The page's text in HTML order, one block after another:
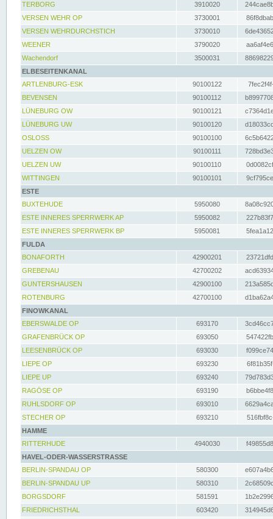
TERBORG
3910020
VERSEN WEHR OP
3730001
VERSEN WEHRDURCHSTICH
3730010
WEENER
3790020
Wachendorf
3500031
ELBESEITENKANAL
ARTLENBURG-ESK
90100122
BEVENSEN
90100112
LÜNEBURG OW
90100121
LÜNEBURG UW
90100120
OSLOSS
90100100
UELZEN OW
90100111
UELZEN UW
90100110
WITTINGEN
90100101
ESTE
BUXTEHUDE
5950080
ESTE INNERES SPERRWERK AP
5950082
ESTE INNERES SPERRWERK BP
5950081
FULDA
BONAFORTH
42900201
GREBENAU
42700202
GUNTERSHAUSEN
42900100
ROTENBURG
42700100
FINOWKANAL
EBERSWALDE OP
693170
GRAFENBRÜCK OP
693050
LEESENBRÜCK OP
693030
LIEPE OP
693230
LIEPE UP
693240
RAGÖSE OP
693190
RUHLSDORF OP
693010
STECHER OP
693210
HAMME
RITTERHUDE
4940030
HAVEL-ODER-WASSERSTRASSE
BERLIN-SPANDAU OP
580300
BERLIN-SPANDAU UP
580310
BORGSDORF
581591
FRIEDRICHSTHAL
603420